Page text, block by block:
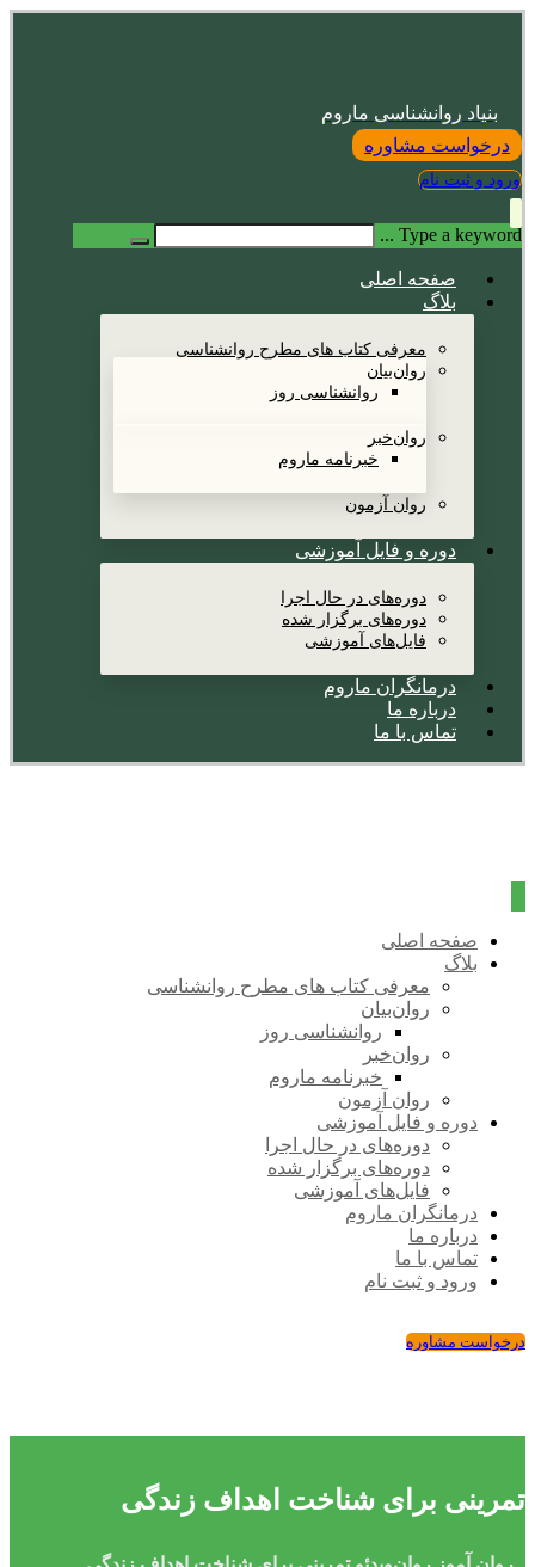
بنیاد روانشناسی ماروم
درخواست مشاوره
ورود و ثبت نام
Type a keyword ...
صفحه اصلی
بلاگ
معرفی کتاب های مطرح روانشناسی
روان‌بیان
روانشناسی روز
روان‌خبر
خبرنامه ماروم
روان آزمون
دوره و فایل آموزشی
دوره‌های در حال اجرا
دوره‌های برگزار شده
فایل‌های آموزشی
درمانگران ماروم
درباره ما
تماس با ما
صفحه اصلی
بلاگ
معرفی کتاب های مطرح روانشناسی
روان‌بیان
روانشناسی روز
روان‌خبر
خبرنامه ماروم
روان آزمون
دوره و فایل آموزشی
دوره‌های در حال اجرا
دوره‌های برگزار شده
فایل‌های آموزشی
درمانگران ماروم
درباره ما
تماس با ما
ورود و ثبت نام
درخواست مشاوره
تمرینی برای شناخت اهداف زندگی